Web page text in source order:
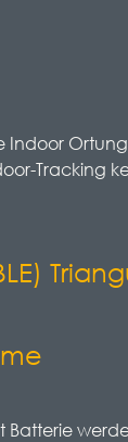
Indoor
Tracking
Batterie